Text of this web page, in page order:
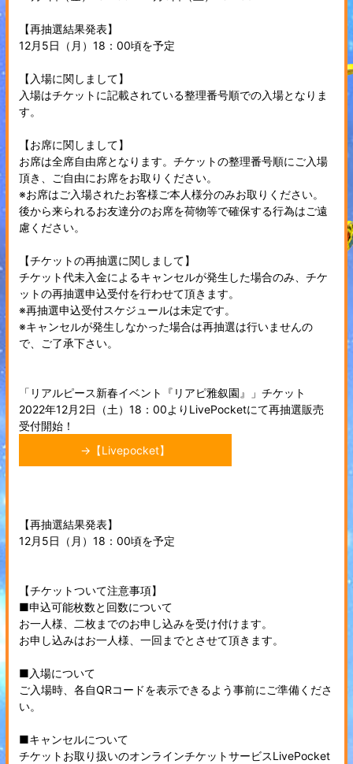
【再抽選結果発表】
12月5日（月）18：00頃を予定
【入場に関しまして】
入場はチケットに記載されている整理番号順での入場となりま
す。
【お席に関しまして】
お席は全席自由席となります。チケットの整理番号順にご入場
頂き、ご自由にお席をお取りください。
※お席はご入場されたお客様ご本人様分のみお取りください。
後から来られるお友達分のお席を荷物等で確保する行為はご遠
慮ください。
【チケットの再抽選に関しまして】
チケット代未入金によるキャンセルが発生した場合のみ、チケ
ットの再抽選申込受付を行わせて頂きます。
※再抽選申込受付スケジュールは未定です。
※キャンセルが発生しなかった場合は再抽選は行いませんの
で、ご了承下さい。
「リアルピース新春イベント『リアピ雅叙園』」チケット
2022年12月2日（土）18：00よりLivePocketにて再抽選販売
受付開始！
→【Livepocket】
【再抽選結果発表】
12月5日（月）18：00頃を予定
【チケットついて注意事項】
■申込可能枚数と回数について
お一人様、二枚までのお申し込みを受け付けます。
お申し込みはお一人様、一回までとさせて頂きます。
■入場について
ご入場時、各自QRコードを表示できるよう事前にご準備くださ
い。
■キャンセルについて
チケットお取り扱いのオンラインチケットサービスLivePocket